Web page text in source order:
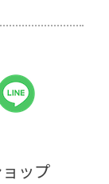
ップ